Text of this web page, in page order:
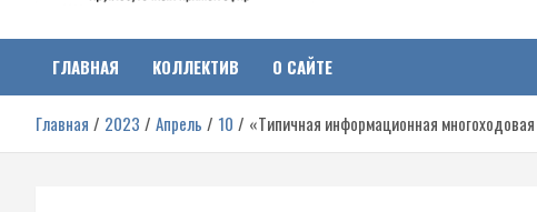
Антимайдан:
Гражданская война на
Украине
о гражданской войне на Украине, включая события в Новороссии,
ДНР, ЛНР и других регионах.
ГЛАВНАЯ КОЛЛЕКТИВ О САЙТЕ
Главная 2023 Апрель 10 «Типичная информационная